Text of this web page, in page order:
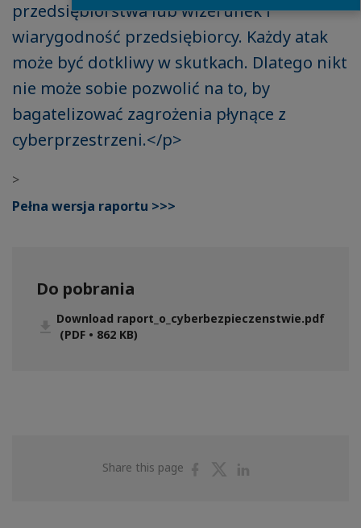
przedsiębiorstwa lub wizerunek i
wiarygodność przedsiębiorcy. Każdy atak
może być dotkliwy w skutkach. Dlatego nikt
nie może sobie pozwolić na to, by
bagatelizować zagrożenia płynące z
cyberprzestrzeni.</p>
>
Pełna wersja raportu >>>
Do pobrania
Download raport_o_cyberbezpieczenstwie.pdf
(PDF • 862 KB)
Share this page
ShareShare